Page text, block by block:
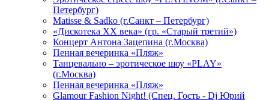
Петербург)
Matisse & Sadko (г.Санкт – Петербург)
«Дискотека ХХ века» (гр. «Старый третий»)
Концерт Антона Зацепина (г.Москва)
Пенная вечеринка «Пляж»
Танцевально – эротическое шоу «PLAY»
(г.Москва)
Пенная вечеринка «Пляж»
Glamour Fashion Night! (Спец. Гость - Dj Юрий